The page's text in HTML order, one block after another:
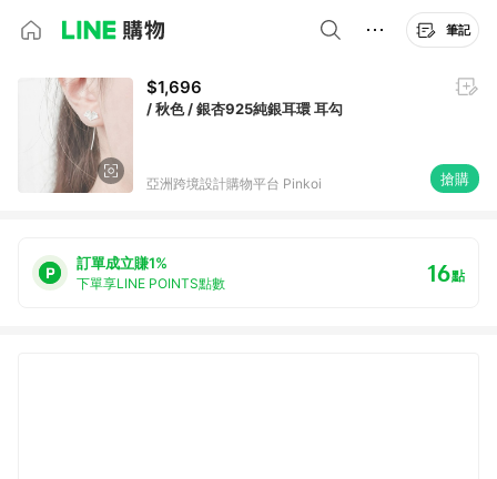
筆記
$1,696
/ 秋色 / 銀杏925純銀耳環 耳勾
亞洲跨境設計購物平台 Pinkoi 搶購
訂單成立賺1%
下單享LINE POINTS點數 16點